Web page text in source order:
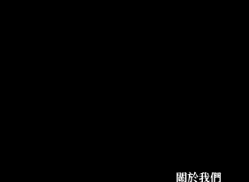
關於我們